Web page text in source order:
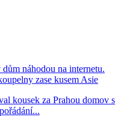
náhodou na internetu.
zase kusem Asie
kousek za Prahou domov s